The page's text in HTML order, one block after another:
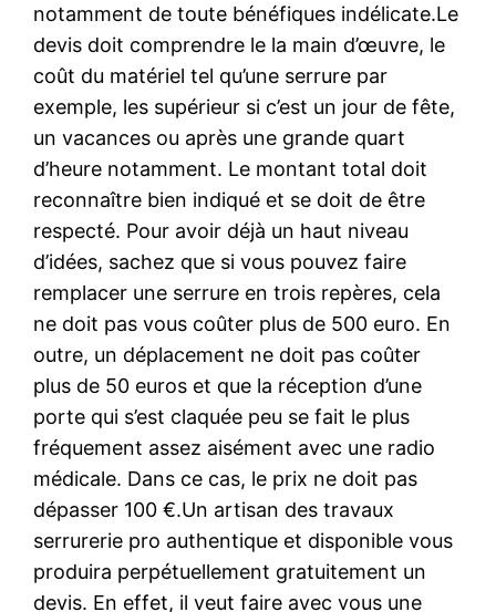
notamment de toute bénéfiques indélicate.Le
devis doit comprendre le la main d’œuvre, le
coût du matériel tel qu’une serrure par
exemple, les supérieur si c’est un jour de fête,
un vacances ou après une grande quart
d’heure notamment. Le montant total doit
reconnaître bien indiqué et se doit de être
respecté. Pour avoir déjà un haut niveau
d’idées, sachez que si vous pouvez faire
remplacer une serrure en trois repères, cela
ne doit pas vous coûter plus de 500 euro. En
outre, un déplacement ne doit pas coûter
plus de 50 euros et que la réception d’une
porte qui s’est claquée peu se fait le plus
fréquement assez aisément avec une radio
médicale. Dans ce cas, le prix ne doit pas
dépasser 100 €.Un artisan des travaux
serrurerie pro authentique et disponible vous
produira perpétuellement gratuitement un
devis. En effet, il veut faire avec vous une